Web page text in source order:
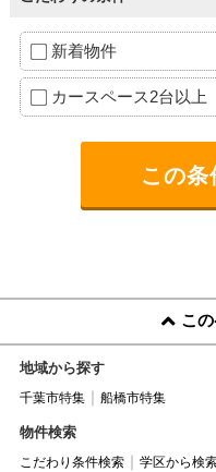
新着物件
カースペース2台以上
こ
地域から探す
千葉市特集 船橋市特集
物件検索
こだわり条件検索 学区から検